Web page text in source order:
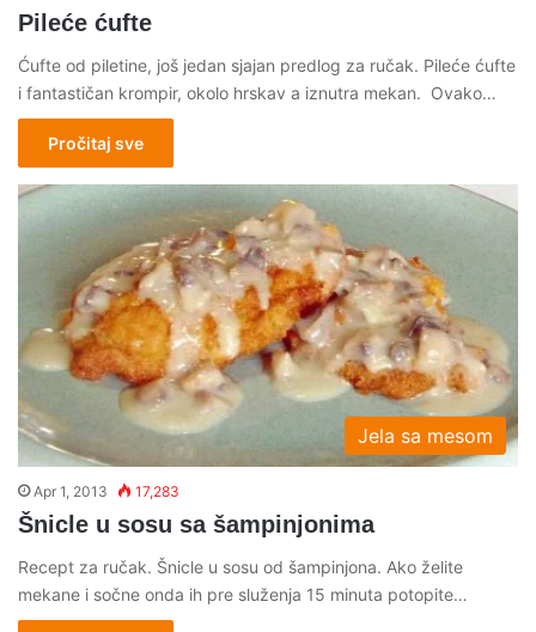
Pileće ćufte
Ćufte od piletine, još jedan sjajan predlog za ručak. Pileće ćufte
i fantastičan krompir, okolo hrskav a iznutra mekan. Ovako…
Pročitaj sve
Jela sa mesom
Apr 1, 2013 17,283
Šnicle u sosu sa šampinjonima
Recept za ručak. Šnicle u sosu od šampinjona. Ako želite
mekane i sočne onda ih pre služenja 15 minuta potopite…